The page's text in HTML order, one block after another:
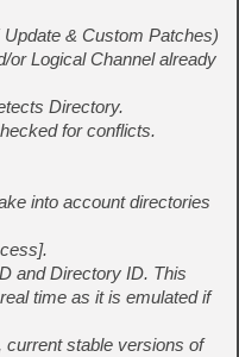
& Custom Patches)
or Logical Channel already
Directory.
for conflicts.
into account directories
and Directory ID. This
time as it is emulated if
current stable versions of